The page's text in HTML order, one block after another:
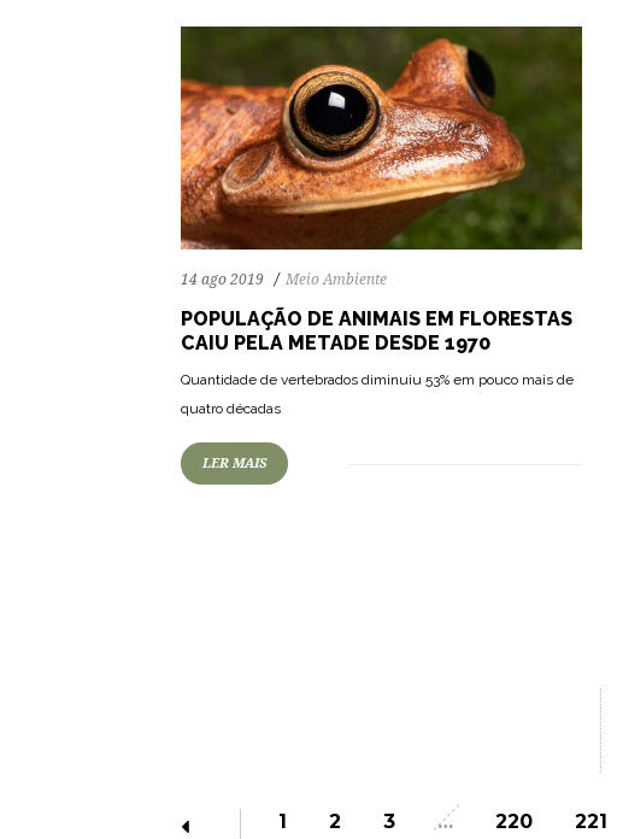
14 ago 2019 Meio Ambiente
POPULAÇÃO DE ANIMAIS EM FLORESTAS
CAIU PELA METADE DESDE 1970
Quantidade de vertebrados diminuiu 53% em pouco mais de
quatro décadas
LER MAIS
1 2 3 … 220 221